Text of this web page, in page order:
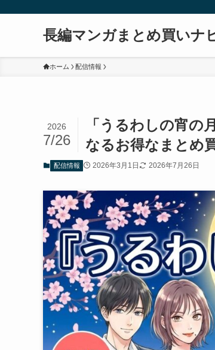
長編マンガまとめ買いナ
ホーム 配信情報
「うるわしの宵の
なるお得なまとめ
2026
7/26
配信情報 2026年3月1日 2026年7月26日